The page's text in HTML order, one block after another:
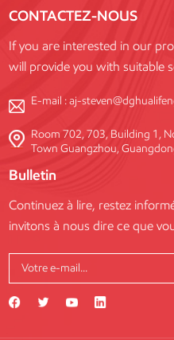
CONTACTEZ-NOUS
If you are interested in our
will provide you with suitable
E-mail :aj-
Room 702, 703, Building 1,
Town Guangzhou,
Bulletin
Continuez à lire, restez
invitons à nous dire ce que